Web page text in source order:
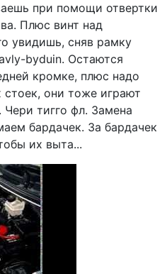
при помощи отвертки
Плюс винт над
увидишь, сняв рамку
byduin. Остаются
кромке, плюс надо
стоек, они тоже играют
тигго фл. Замена
бардачек. За бардачек
их выта...